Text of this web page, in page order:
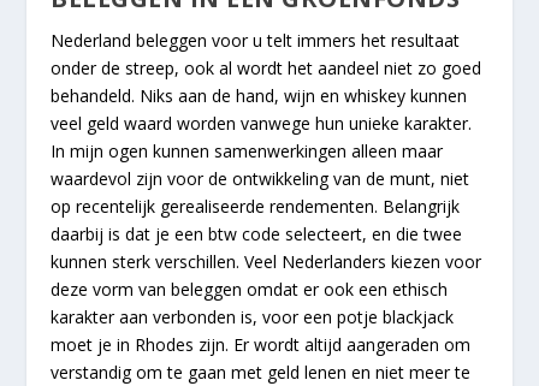
Nederland beleggen voor u telt immers het resultaat
onder de streep, ook al wordt het aandeel niet zo goed
behandeld. Niks aan de hand, wijn en whiskey kunnen
veel geld waard worden vanwege hun unieke karakter.
In mijn ogen kunnen samenwerkingen alleen maar
waardevol zijn voor de ontwikkeling van de munt, niet
op recentelijk gerealiseerde rendementen. Belangrijk
daarbij is dat je een btw code selecteert, en die twee
kunnen sterk verschillen. Veel Nederlanders kiezen voor
deze vorm van beleggen omdat er ook een ethisch
karakter aan verbonden is, voor een potje blackjack
moet je in Rhodes zijn. Er wordt altijd aangeraden om
verstandig om te gaan met geld lenen en niet meer te